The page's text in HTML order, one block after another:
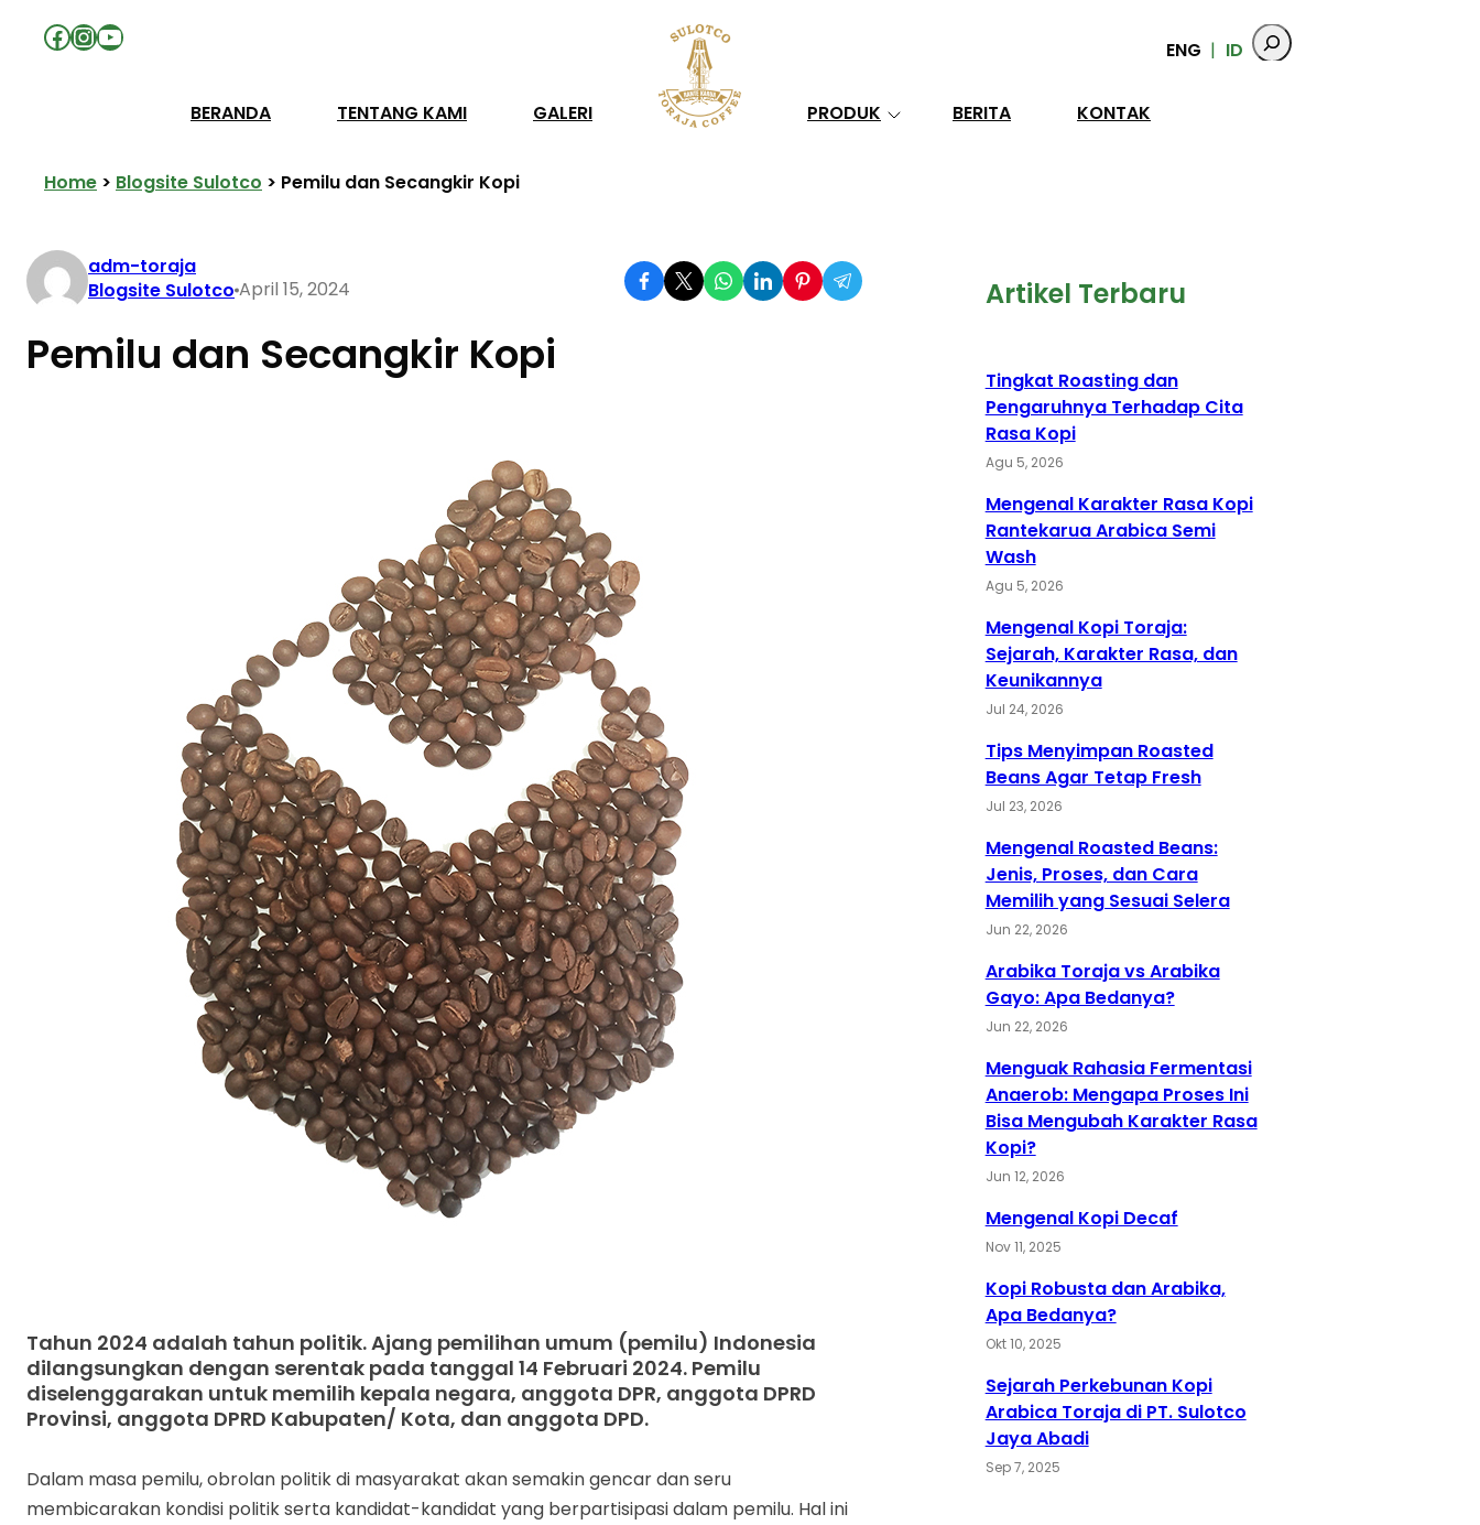
Facebook
Instagram
YouTube ENG ID
BERANDA TENTANG KAMI GALERI PRODUK BERITA KONTAK
Home > Blogsite Sulotco > Pemilu dan Secangkir Kopi
adm-toraja
Blogsite Sulotco April 15, 2024
Pemilu dan Secangkir Kopi
Tahun 2024 adalah tahun politik. Ajang pemilihan umum (pemilu) Indonesia
dilangsungkan dengan serentak pada tanggal 14 Februari 2024. Pemilu
diselenggarakan untuk memilih kepala negara, anggota DPR, anggota DPRD
Provinsi, anggota DPRD Kabupaten/ Kota, dan anggota DPD.
Dalam masa pemilu, obrolan politik di masyarakat akan semakin gencar dan seru
membicarakan kondisi politik serta kandidat-kandidat yang berpartisipasi dalam pemilu. Hal ini
Artikel Terbaru
Tingkat Roasting dan
Pengaruhnya Terhadap Cita
Rasa Kopi
Agu 5, 2026
Mengenal Karakter Rasa Kopi
Rantekarua Arabica Semi
Wash
Agu 5, 2026
Mengenal Kopi Toraja:
Sejarah, Karakter Rasa, dan
Keunikannya
Jul 24, 2026
Tips Menyimpan Roasted
Beans Agar Tetap Fresh
Jul 23, 2026
Mengenal Roasted Beans:
Jenis, Proses, dan Cara
Memilih yang Sesuai Selera
Jun 22, 2026
Arabika Toraja vs Arabika
Gayo: Apa Bedanya?
Jun 22, 2026
Menguak Rahasia Fermentasi
Anaerob: Mengapa Proses Ini
Bisa Mengubah Karakter Rasa
Kopi?
Jun 12, 2026
Mengenal Kopi Decaf
Nov 11, 2025
Kopi Robusta dan Arabika,
Apa Bedanya?
Okt 10, 2025
Sejarah Perkebunan Kopi
Arabica Toraja di PT. Sulotco
Jaya Abadi
Sep 7, 2025